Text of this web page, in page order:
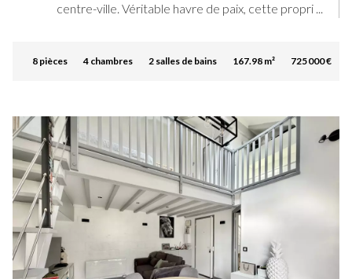
centre-ville. Véritable havre de paix, cette propri ...
8 pièces 4 chambres 2 salles de bains 167.98 m² 725 000 €